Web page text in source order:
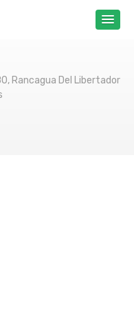
Rancagua Del Libertador